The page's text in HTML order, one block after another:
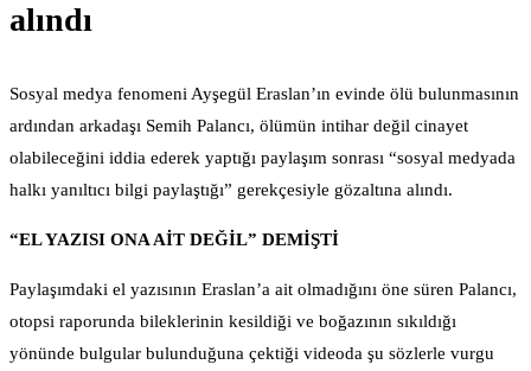
alındı
Sosyal medya fenomeni Ayşegül Eraslan’ın evinde ölü bulunmasının
ardından arkadaşı Semih Palancı, ölümün intihar değil cinayet
olabileceğini iddia ederek yaptığı paylaşım sonrası “sosyal medyada
halkı yanıltıcı bilgi paylaştığı” gerekçesiyle gözaltına alındı.
“EL YAZISI ONA AİT DEĞİL” DEMİŞTİ
Paylaşımdaki el yazısının Eraslan’a ait olmadığını öne süren Palancı,
otopsi raporunda bileklerinin kesildiği ve boğazının sıkıldığı
yönünde bulgular bulunduğuna çektiği videoda şu sözlerle vurgu